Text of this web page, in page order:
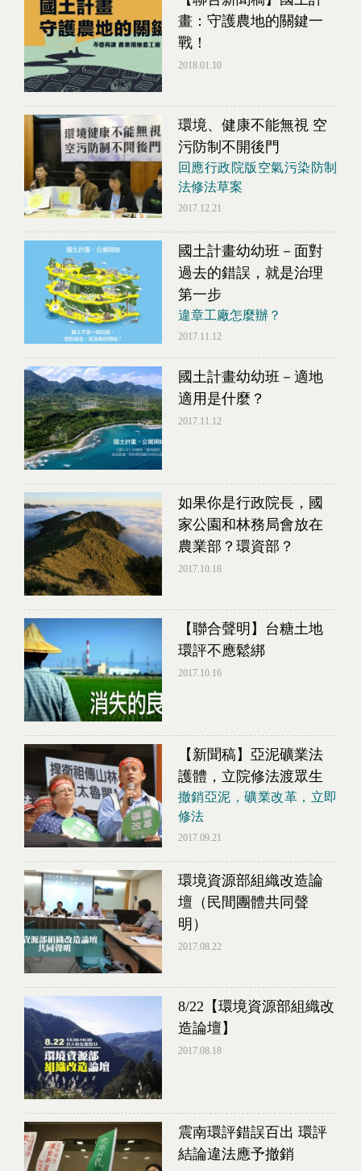
畫：守護農地的關鍵一
戰！
2018.01.10
環境、健康不能無視 空
污防制不開後門
回應行政院版空氣污染防制
法修法草案
2017.12.21
國土計畫幼幼班－面對
過去的錯誤，就是治理
第一步
違章工廠怎麼辦？
2017.11.12
國土計畫幼幼班－適地
適用是什麼？
2017.11.12
如果你是行政院長，國
家公園和林務局會放在
農業部？環資部？
2017.10.18
【聯合聲明】台糖土地
環評不應鬆綁
2017.10.16
【新聞稿】亞泥礦業法
護體，立院修法渡眾生
撤銷亞泥，礦業改革，立即
修法
2017.09.21
環境資源部組織改造論
壇（民間團體共同聲
明）
2017.08.22
8/22【環境資源部組織改
造論壇】
2017.08.18
震南環評錯誤百出 環評
結論違法應予撤銷